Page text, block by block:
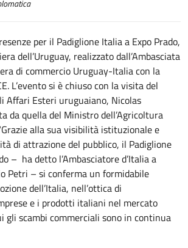
per il Padiglione Italia a Expo Prado,
dell’Uruguay, realizzato dall’Ambasciata
di commercio Uruguay-Italia con la
L’evento si è chiuso con la visita del
Affari Esteri uruguaiano, Nicolas
da quella del Ministro dell’Agricoltura
alla sua visibilità istituzionale e
di attrazione del pubblico, il Padiglione
– ha detto l’Ambasciatore d’Italia a
Petri – si conferma un formidabile
dell’Italia, nell’ottica di
e i prodotti italiani nel mercato
gli scambi commerciali sono in continua